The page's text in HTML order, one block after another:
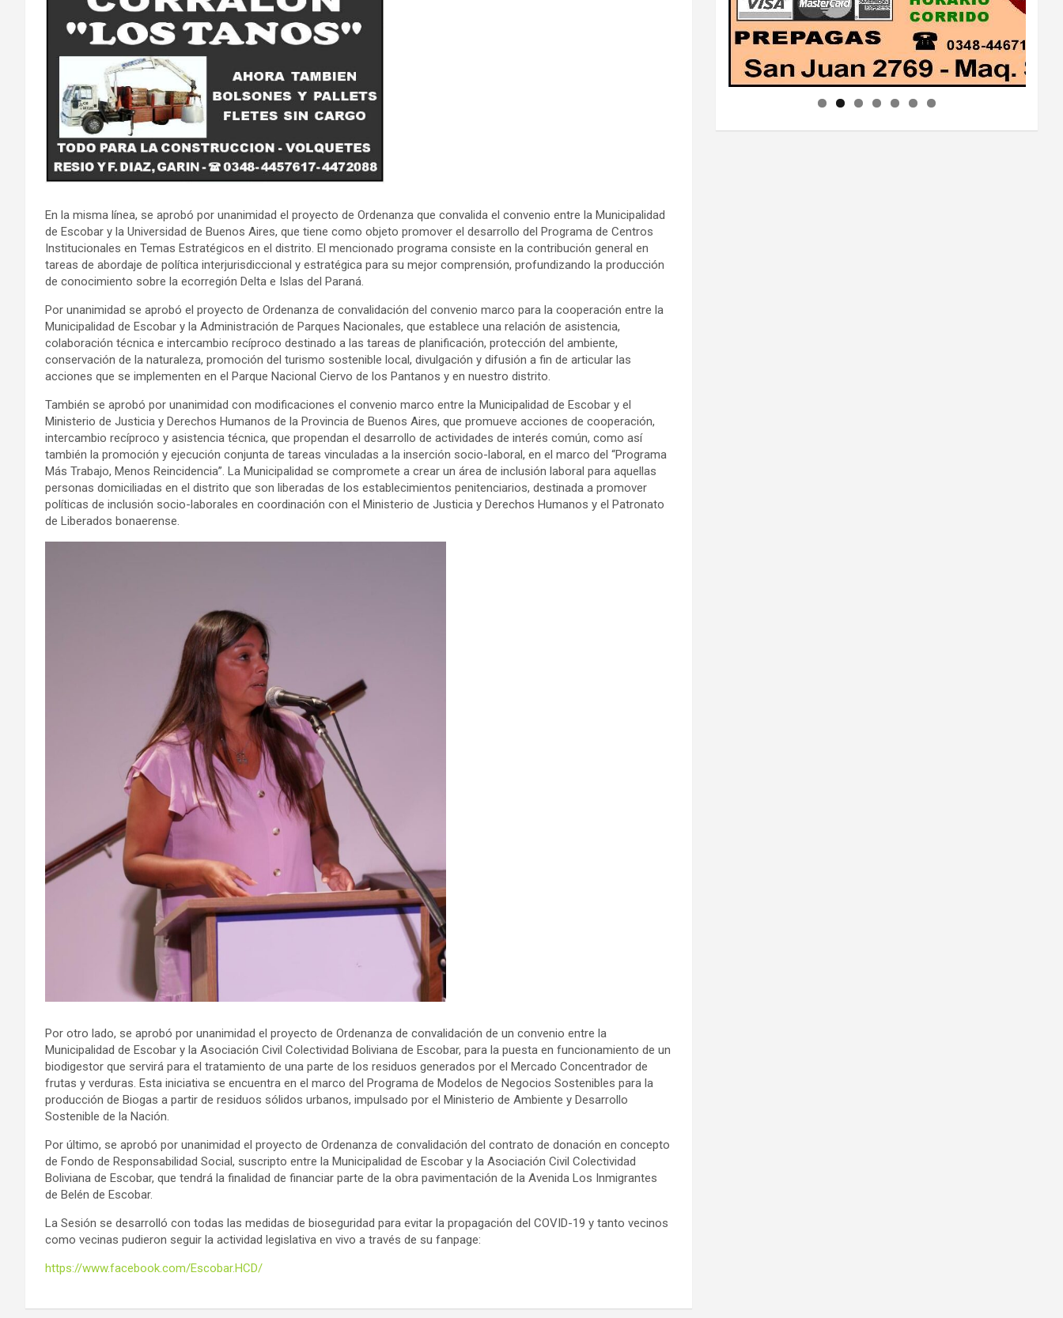
En la misma línea, se aprobó por unanimidad el proyecto de Ordenanza que convalida el convenio entre la Municipalidad
de Escobar y la Universidad de Buenos Aires, que tiene como objeto promover el desarrollo del Programa de Centros
Institucionales en Temas Estratégicos en el distrito. El mencionado programa consiste en la contribución general en
tareas de abordaje de política interjurisdiccional y estratégica para su mejor comprensión, profundizando la producción
de conocimiento sobre la ecorregión Delta e Islas del Paraná.
Por unanimidad se aprobó el proyecto de Ordenanza de convalidación del convenio marco para la cooperación entre la
Municipalidad de Escobar y la Administración de Parques Nacionales, que establece una relación de asistencia,
colaboración técnica e intercambio recíproco destinado a las tareas de planificación, protección del ambiente,
conservación de la naturaleza, promoción del turismo sostenible local, divulgación y difusión a fin de articular las
acciones que se implementen en el Parque Nacional Ciervo de los Pantanos y en nuestro distrito.
También se aprobó por unanimidad con modificaciones el convenio marco entre la Municipalidad de Escobar y el
Ministerio de Justicia y Derechos Humanos de la Provincia de Buenos Aires, que promueve acciones de cooperación,
intercambio recíproco y asistencia técnica, que propendan el desarrollo de actividades de interés común, como así
también la promoción y ejecución conjunta de tareas vinculadas a la inserción socio-laboral, en el marco del “Programa
Más Trabajo, Menos Reincidencia”. La Municipalidad se compromete a crear un área de inclusión laboral para aquellas
personas domiciliadas en el distrito que son liberadas de los establecimientos penitenciarios, destinada a promover
políticas de inclusión socio-laborales en coordinación con el Ministerio de Justicia y Derechos Humanos y el Patronato
de Liberados bonaerense.
Por otro lado, se aprobó por unanimidad el proyecto de Ordenanza de convalidación de un convenio entre la
Municipalidad de Escobar y la Asociación Civil Colectividad Boliviana de Escobar, para la puesta en funcionamiento de un
biodigestor que servirá para el tratamiento de una parte de los residuos generados por el Mercado Concentrador de
frutas y verduras. Esta iniciativa se encuentra en el marco del Programa de Modelos de Negocios Sostenibles para la
producción de Biogas a partir de residuos sólidos urbanos, impulsado por el Ministerio de Ambiente y Desarrollo
Sostenible de la Nación.
Por último, se aprobó por unanimidad el proyecto de Ordenanza de convalidación del contrato de donación en concepto
de Fondo de Responsabilidad Social, suscripto entre la Municipalidad de Escobar y la Asociación Civil Colectividad
Boliviana de Escobar, que tendrá la finalidad de financiar parte de la obra pavimentación de la Avenida Los Inmigrantes
de Belén de Escobar.
La Sesión se desarrolló con todas las medidas de bioseguridad para evitar la propagación del COVID-19 y tanto vecinos
como vecinas pudieron seguir la actividad legislativa en vivo a través de su fanpage:
https://www.facebook.com/Escobar.HCD/